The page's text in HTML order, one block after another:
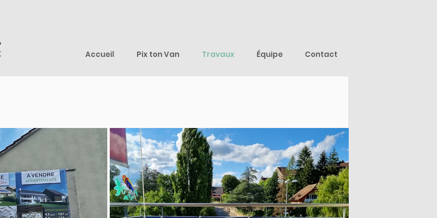
Accueil Pix ton Van Travaux Équipe Contact